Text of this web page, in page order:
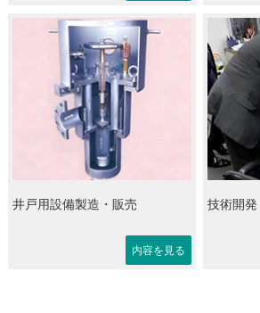
井戸用設備製造・販売
内容を見る
技術開発